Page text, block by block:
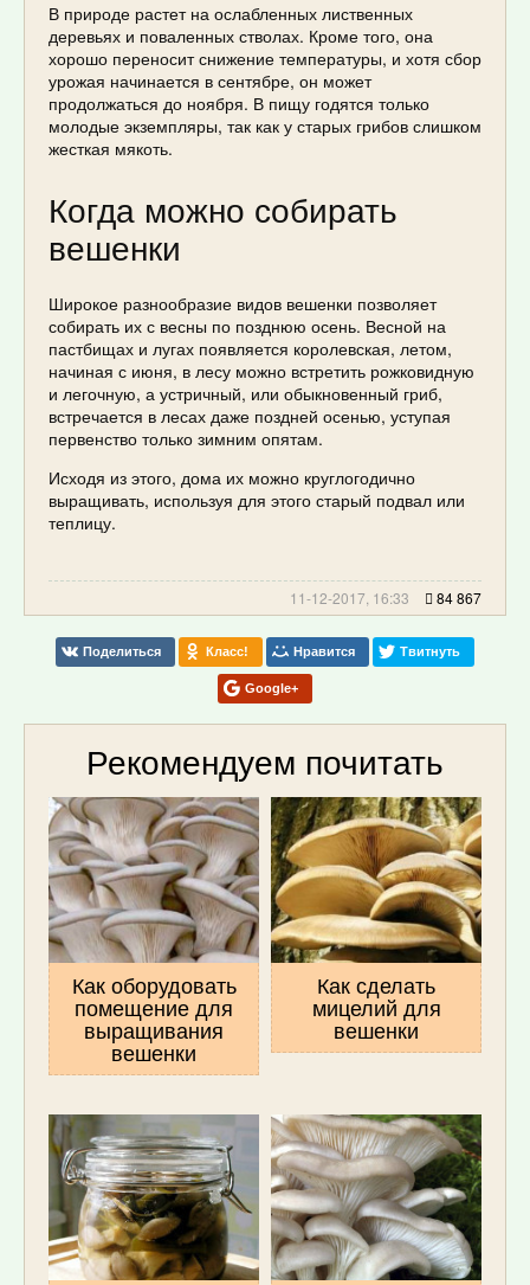
В природе растет на ослабленных лиственных
деревьях и поваленных стволах. Кроме того, она
хорошо переносит снижение температуры, и хотя сбор
урожая начинается в сентябре, он может
продолжаться до ноября. В пищу годятся только
молодые экземпляры, так как у старых грибов слишком
жесткая мякоть.
Когда можно собирать
вешенки
Широкое разнообразие видов вешенки позволяет
собирать их с весны по позднюю осень. Весной на
пастбищах и лугах появляется королевская, летом,
начиная с июня, в лесу можно встретить рожковидную
и легочную, а устричный, или обыкновенный гриб,
встречается в лесах даже поздней осенью, уступая
первенство только зимним опятам.
Исходя из этого, дома их можно круглогодично
выращивать, используя для этого старый подвал или
теплицу.
11-12-2017, 16:33 84 867
Поделиться Класс! Нравится Твитнуть
Google+
Рекомендуем почитать
Как оборудовать
помещение для
выращивания
вешенки
Как сделать
мицелий для
вешенки